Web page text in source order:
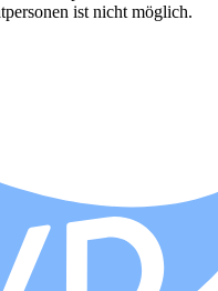
ist nicht möglich.